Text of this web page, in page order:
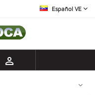
Español VE
